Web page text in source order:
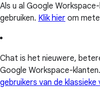
Als u al Google
gebruiken. Klik hier om
Chat is het nieuwere,
Google Workspace-
gebruikers van de